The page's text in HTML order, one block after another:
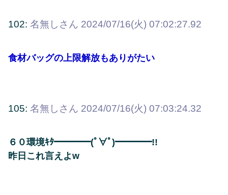
102: 名無しさん 2024/07/16(火) 07:02:27.92
食材バッグの上限解放もありがたい
105: 名無しさん 2024/07/16(火) 07:03:24.32
６０環境ｷﾀ━━━━(ﾟ∀ﾟ)━━━━!!
昨日これ言えよw